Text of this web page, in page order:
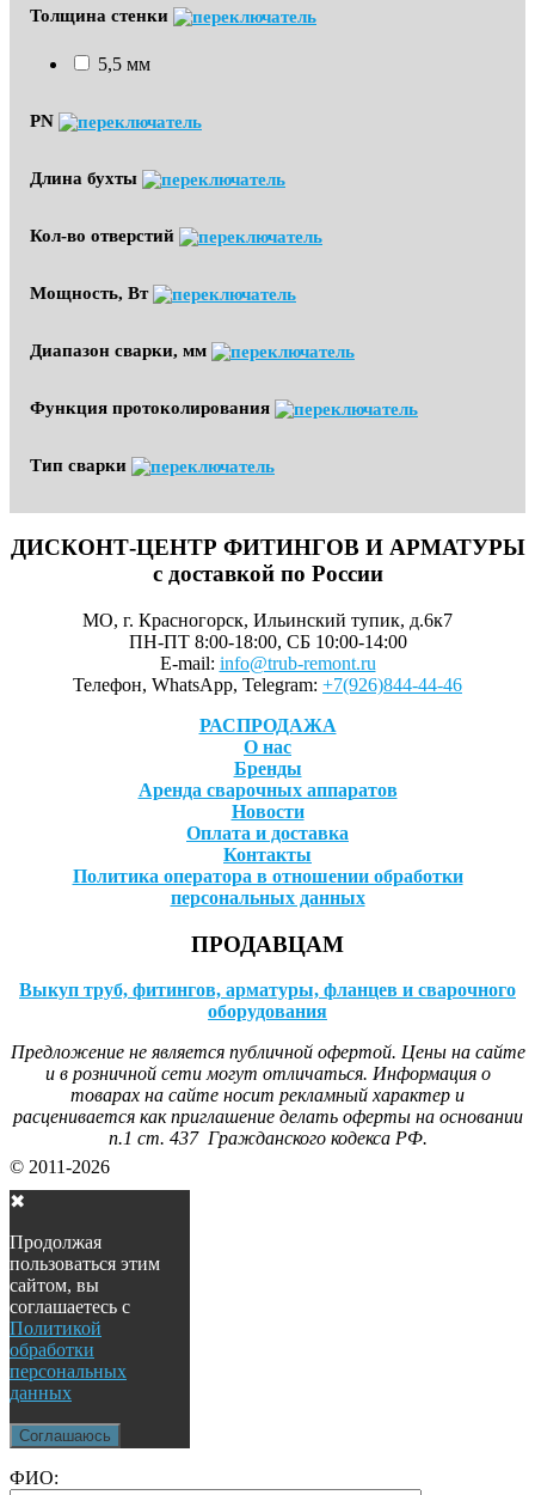
Толщина стенки
5,5 мм
PN
Длина бухты
Кол-во отверстий
Мощность, Вт
Диапазон сварки, мм
Функция протоколирования
Тип сварки
ДИСКОНТ-ЦЕНТР ФИТИНГОВ И АРМАТУРЫ
с доставкой по России
МО, г. Красногорск, Ильинский тупик, д.6к7
ПН-ПТ 8:00-18:00, СБ 10:00-14:00
E-mail: info@trub-remont.ru
Телефон, WhatsApp, Telegram: +7(926)844-44-46
РАСПРОДАЖА
О нас
Бренды
Аренда сварочных аппаратов
Новости
Оплата и доставка
Контакты
Политика оператора в отношении обработки
персональных данных
ПРОДАВЦАМ
Выкуп труб, фитингов, арматуры, фланцев и сварочного
оборудования
Предложение не является публичной офертой. Цены на сайте
и в розничной сети могут отличаться. Информация о
товарах на сайте носит рекламный характер и
расценивается как приглашение делать оферты на основании
п.1 ст. 437 Гражданского кодекса РФ.
© 2011-2026
✖
Продолжая
пользоваться этим
сайтом, вы
соглашаетесь с
Политикой
обработки
персональных
данных
Соглашаюсь
ФИО: